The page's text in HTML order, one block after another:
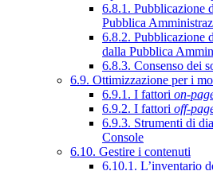
6.8.1. Pubblicazione
Pubblica
6.8.2. Pubblicazione
dalla Pubblica
6.8.3. Consenso dei
6.9. Ottimizzazione per i
6.9.1. I fattori on-
6.9.2. I fattori off-
6.9.3. Strumenti di
Console
6.10. Gestire i contenuti
6.10.1. L’inventario